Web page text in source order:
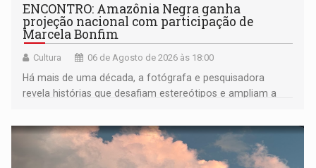
ENCONTRO: Amazônia Negra ganha
projeção nacional com participação de
Marcela Bonfim
Cultura 06 de Agosto de 2026 às 18:00
Há mais de uma década, a fotógrafa e pesquisadora
revela histórias que desafiam estereótipos e ampliam a
negras